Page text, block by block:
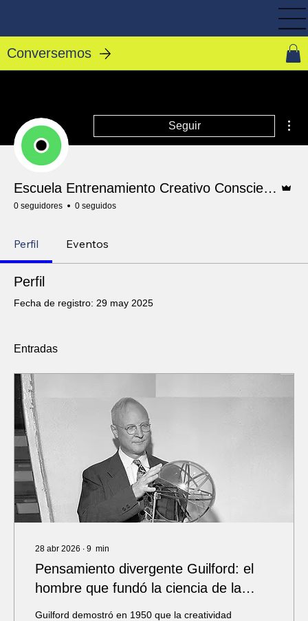
Conversemos
Seguir
Escuela Entrenamiento Creativo Consciente
0 seguidores 0 seguidos
Perfil Eventos
Perfil
Fecha de registro: 29 may 2025
Entradas
28 abr 2026 ∙ 9 min
Pensamiento divergente Guilford: el
hombre que fundó la ciencia de la
Guilford demostró en 1950 que la creatividad